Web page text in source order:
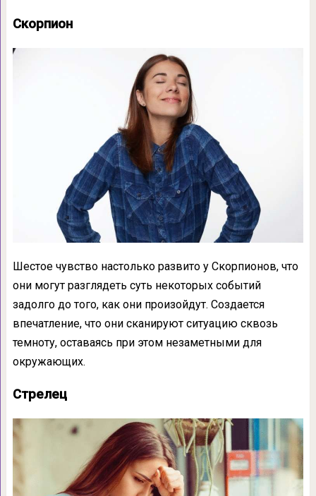
Скорпион
Шестое чувство настолько развито у Скорпионов, что
они могут разглядеть суть некоторых событий
задолго до того, как они произойдут. Создается
впечатление, что они сканируют ситуацию сквозь
темноту, оставаясь при этом незаметными для
окружающих.
Стрелец